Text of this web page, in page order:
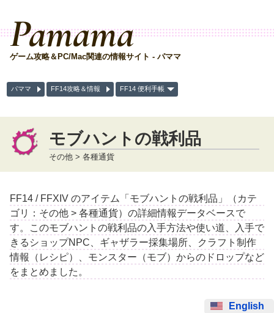
Pamama
ゲーム攻略＆PC/Mac関連の情報サイト - パママ
パママ FF14攻略＆情報 FF14 便利手帳
モブハントの戦利品
その他 > 各種通貨
FF14 / FFXIV のアイテム「モブハントの戦利品」（カテ
ゴリ：その他 > 各種通貨）の詳細情報データベースで
す。このモブハントの戦利品の入手方法や使い道、入手で
きるショップNPC、ギャザラー採集場所、クラフト制作
情報（レシピ）、モンスター（モブ）からのドロップなど
をまとめました。
English